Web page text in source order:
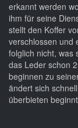
erkannt werden
ihm für seine
stellt den Koffer
verschlossen und
folglich nicht, was
das Leder schon
beginnen zu
ändert sich
überbieten